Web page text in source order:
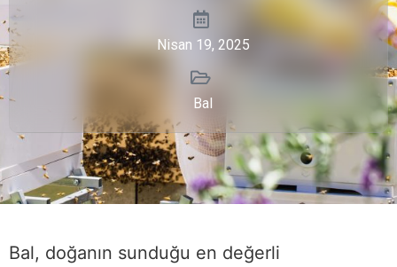
Nisan 19, 2025
Bal
Bal, doğanın sunduğu en değerli